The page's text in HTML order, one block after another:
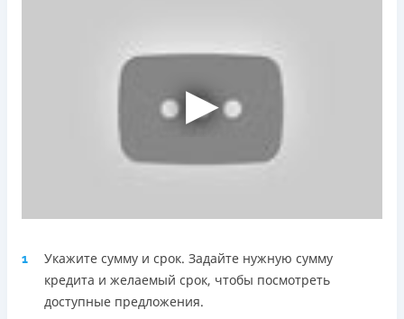
Оплата на расчетный счёт
Онлайн (через сайт или интернет-банкинг)
Через терминалы Приватбанка
Через терминалы самообслуживания
ПОЛУЧИТЬ ЗАЙМ
1
Укажите сумму и срок. Задайте нужную сумму
кредита и желаемый срок, чтобы посмотреть
доступные предложения.